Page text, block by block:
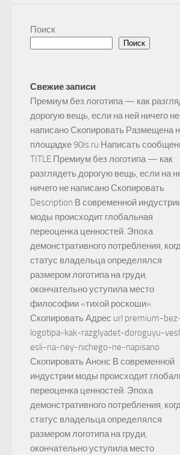
Поиск
Поиск
Свежие записи
Премиум без логотипа — как
дорогую вещь, если на ней ничего не
написано Скопировать Размещена
площадке 90is.ru Написать
TITLE Премиум без логотипа — как
разглядеть дорогую вещь, если на
ничего не написано Скопировать
Description В современной
моды происходит глобальная
переоценка ценностей. Эпоха
демонстративного потребления,
статус владельца определялся
размером логотипа на груди,
окончательно уступила место
философии «тихой роскоши».
Скопировать Адрес url premium-
logotipa-kak-razglyadet-doroguyu-
esli-na-ney-nichego-ne-napisano
Скопировать Анонс В современной
индустрии моды происходит
переоценка ценностей. Эпоха
демонстративного потребления,
статус владельца определялся
размером логотипа на груди,
окончательно уступила место